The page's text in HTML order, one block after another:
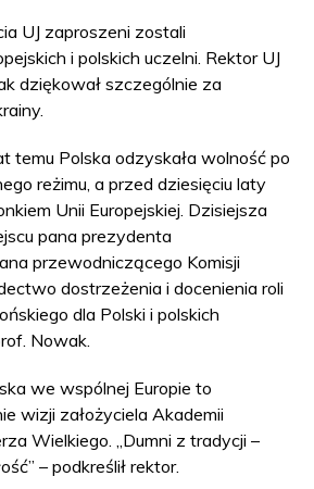
UJ zaproszeni zostali
i polskich uczelni. Rektor UJ
dziękował szczególnie za
temu Polska odzyskała wolność po
reżimu, a przed dziesięciu laty
Unii Europejskiej. Dzisiejsza
pana prezydenta
przewodniczącego Komisji
dostrzeżenia i docenienia roli
dla Polski i polskich
Nowak.
we wspólnej Europie to
wizji założyciela Akademii
Wielkiego. „Dumni z tradycji –
– podkreślił rektor.